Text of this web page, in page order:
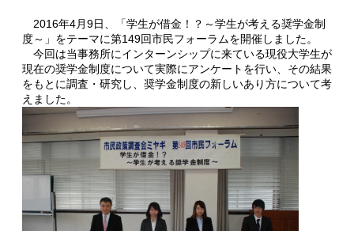
2016年4月9日、「学生が借金！？～学生が考える奨学金制
度～」をテーマに第149回市民フォーラムを開催しました。
今回は当事務所にインターンシップに来ている現役大学生が
現在の奨学金制度について実際にアンケートを行い、その結果
をもとに調査・研究し、奨学金制度の新しいあり方について考
えました。